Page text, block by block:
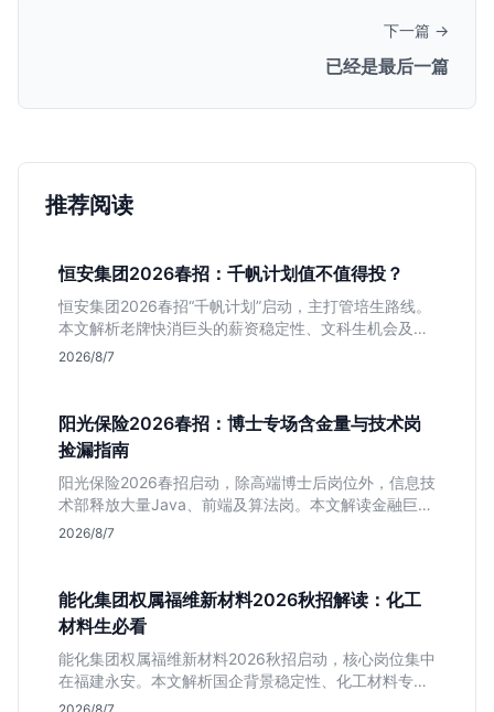
下一篇 →
已经是最后一篇
推荐阅读
恒安集团2026春招：千帆计划值不值得投？
恒安集团2026春招“千帆计划”启动，主打管培生路线。
本文解析老牌快消巨头的薪资稳定性、文科生机会及决
策链条长的局限，帮你判断是否值得投递。
2026/8/7
阳光保险2026春招：博士专场含金量与技术岗
捡漏指南
阳光保险2026春招启动，除高端博士后岗位外，信息技
术部释放大量Java、前端及算法岗。本文解读金融巨头
校招门槛，分析技术岗需求与投递价值，助你快速判断
2026/8/7
能化集团权属福维新材料2026秋招解读：化工
材料生必看
能化集团权属福维新材料2026秋招启动，核心岗位集中
在福建永安。本文解析国企背景稳定性、化工材料专业
匹配度及工作地点限制，助理工科生判断是否值得投